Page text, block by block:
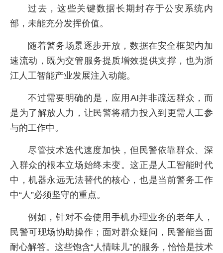
过去，这些关键数据长期封存于公安系统内
部，未能充分发挥价值。
随着警务场景逐步开放，数据在安全框架内加
速流动，既为交管服务提质增效提供支撑，也为浙
江人工智能产业发展注入动能。
不过需要明确的是，应用AI并非疏远群众，而
是为了解放人力，让民警将精力投入到更需人工参
与的工作中。
尽管技术迭代速度加快，但民警依靠群众、深
入群众的根本立场始终未变。这正是人工智能时代
中，机器永远无法替代的核心，也是当前警务工作
中“人”必须坚守的重点。
例如，针对不会使用手机办理业务的老年人，
民警可现场协助操作；面对群众疑问，民警能当面
耐心解答。这些饱含“人情味儿”的服务，恰恰是技术